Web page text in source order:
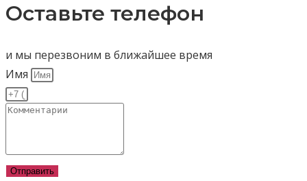
Оставьте телефон
и мы перезвоним в ближайшее время
Имя
Отправить